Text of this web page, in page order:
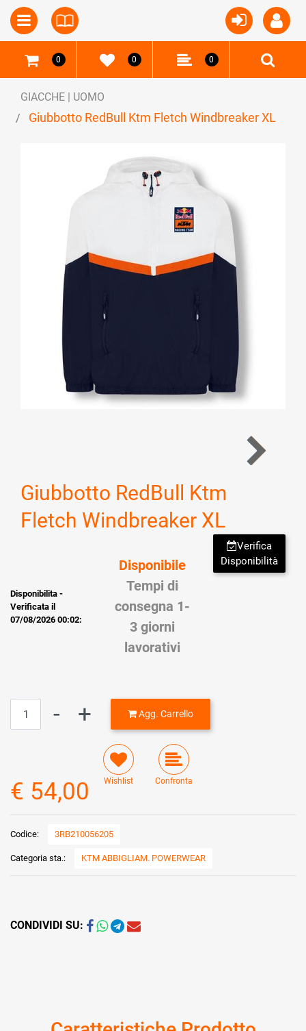
Open Open menu
0 0 0
GIACCHE | UOMO
Giubbotto RedBull Ktm Fletch Windbreaker XL
Giubbotto RedBull Ktm
Fletch Windbreaker XL
Disponibilita -
Verificata il
07/08/2026 00:02:
Verifica
Disponibilità
Disponibile
Tempi di
consegna 1-
3 giorni
lavorativi
Quantità Agg. Carrello
Wishlist Confronta
€ 54,00
Codice: 3RB210056205
Categoria sta.: KTM ABBIGLIAM. POWERWEAR
CONDIVIDI SU: